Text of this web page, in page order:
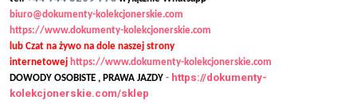
biuro@dokumenty-kolekcjonerskie.com
https://www.dokumenty-kolekcjonerskie.com
lub Czat na żywo na dole naszej strony
internetowej https://www.dokumenty-kolekcjonerskie.com
DOWODY OSOBISTE , PRAWA JAZDY - https://dokumenty-
kolekcjonerskie.com/sklep